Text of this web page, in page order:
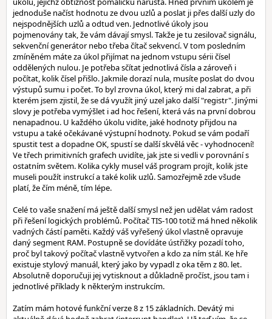
jednoduše načíst hodnotu ze dvou uzlů a poslat ji přes další uzly do
nejspodnějších uzlů a odtud ven. Jednotlivé úkoly jsou
pojmenovány tak, že vám dávají smysl. Takže je tu zesilovač signálu,
sekvenční generátor nebo třeba čítač sekvencí. V tom posledním
zmíněném máte za úkol přijímat na jednom vstupu sérii čísel
oddělených nulou. Je potřeba sčítat jednotlivá čísla a zároveň i
počítat, kolik čísel přišlo. Jakmile dorazí nula, musíte poslat do dvou
výstupů sumu i počet. To byl zrovna úkol, který mi dal zabrat, a při
kterém jsem zjistil, že se dá využít jiný uzel jako další "registr". Jinými
slovy je potřeba vymýšlet i ad hoc řešení, která vás na první dobrou
nenapadnou. U každého úkolu vidíte, jaké hodnoty přijdou na
vstupu a také očekávané výstupní hodnoty. Pokud se vám podaří
spustit test a dopadne OK, spustí se další skvělá věc - vyhodnocení!
Ve třech primitivních grafech uvidíte, jak jste si vedli v porovnání s
ostatním světem. Kolika cykly musel váš program projít, kolik jste
museli použít instrukcí a také kolik uzlů. Samozřejmě zde všude
platí, že čím méně, tím lépe.
Celé to vaše snažení má ještě další smysl než jen udělat vám radost
při řešení logických problémů. Počítač TIS-100 totiž má hned několik
vadných částí paměti. Každý váš vyřešený úkol vlastně opravuje
daný segment RAM. Postupně se dovídáte ústřižky pozadí toho,
proč byl takový počítač vlastně vytvořen a kdo za ním stál. Ke hře
existuje stylový manuál, který jako by vypadl z oka těm z 80. let.
Absolutně doporučuji jej vytisknout a důkladně pročíst, jsou tam i
jednotlivé příklady k některým instrukcím.
Zatím mám hotové funkční verze 8 z 15 základních. Devátý mi